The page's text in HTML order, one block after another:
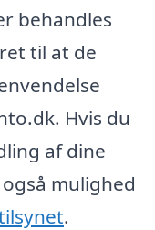
behandles
til at de
Hvis du
af dine
mulighed
.